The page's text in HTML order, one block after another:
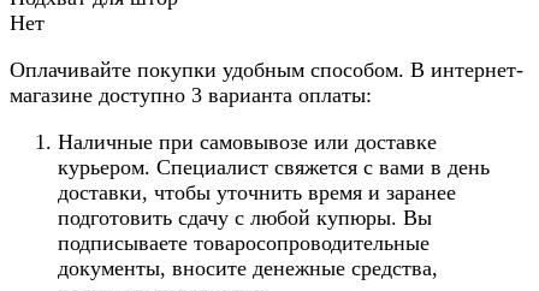
Нет
Оплачивайте покупки удобным способом. В интернет-
магазине доступно 3 варианта оплаты:
Наличные при самовывозе или доставке
курьером. Специалист свяжется с вами в день
доставки, чтобы уточнить время и заранее
подготовить сдачу с любой купюры. Вы
подписываете товаросопроводительные
документы, вносите денежные средства,